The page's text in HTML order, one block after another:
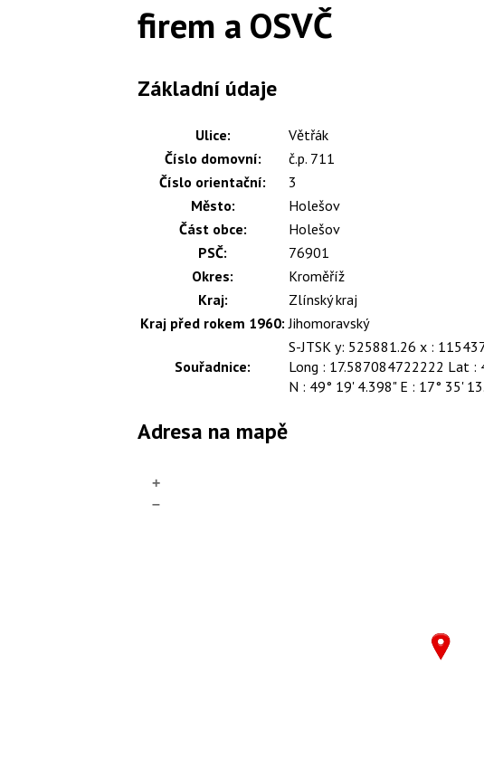
firem a OSVČ
Základní údaje
Ulice:
Větřák
Číslo domovní:
č.p. 711
Číslo orientační:
3
Město:
Holešov
Část obce:
Holešov
PSČ:
76901
Okres:
Kroměříž
Kraj:
Zlínský kraj
Kraj před rokem 1960: Jihomoravský
Souřadnice:
S-JTSK y: 525881.26 x :
Long : 17.587084722222 Lat :
N : 49° 19' 4.398" E : 17° 35'
Adresa na mapě
+
–